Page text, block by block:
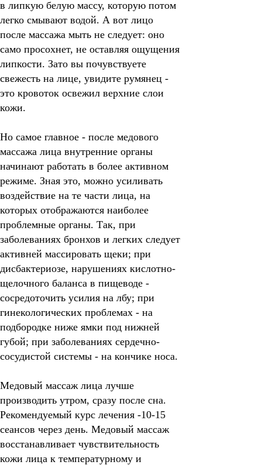
в липкую белую массу, которую потом
легко смывают водой. А вот лицо
после массажа мыть не следует: оно
само просохнет, не оставляя ощущения
липкости. Зато вы почувствуете
свежесть на лице, увидите румянец -
это кровоток освежил верхние слои
кожи.
Но самое главное - после медового
массажа лица внутренние органы
начинают работать в более активном
режиме. Зная это, можно усиливать
воздействие на те части лица, на
которых отображаются наиболее
проблемные органы. Так, при
заболеваниях бронхов и легких следует
активней массировать щеки; при
дисбактериозе, нарушениях кислотно-
щелочного баланса в пищеводе -
сосредоточить усилия на лбу; при
гинекологических проблемах - на
подбородке ниже ямки под нижней
губой; при заболеваниях сердечно-
сосудистой системы - на кончике носа.
Медовый массаж лица лучше
производить утром, сразу после сна.
Рекомендуемый курс лечения -10-15
сеансов через день. Медовый массаж
восстанавливает чувствительность
кожи лица к температурному и